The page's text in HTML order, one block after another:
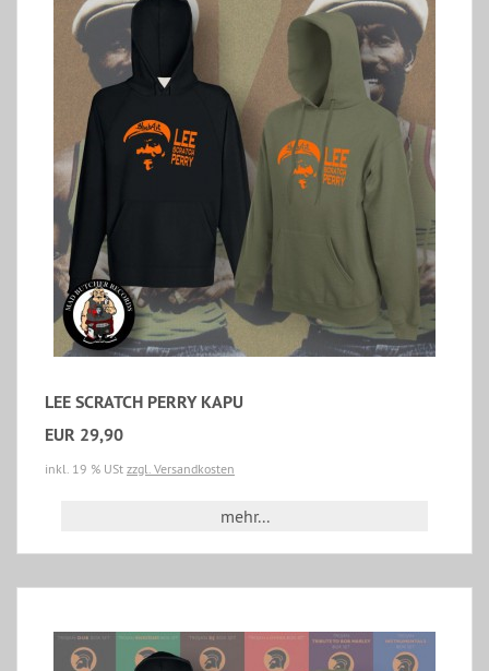
LEE SCRATCH PERRY KAPU
EUR 29,90
inkl. 19 % USt zzgl. Versandkosten
mehr...